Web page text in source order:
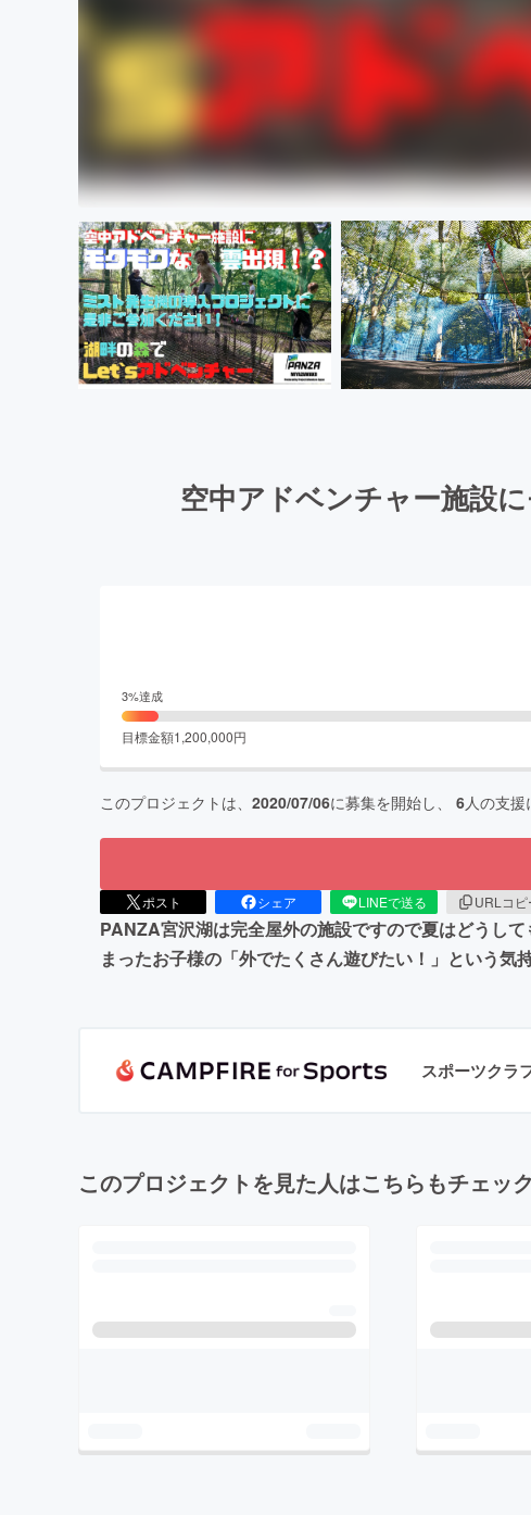
空中アドベンチャー施設
3%達成
目標金額1,200,000円
このプロジェクトは、 2020/07/06に募集を開始し、 6人の支援
ポスト シェア LINEで送る URLコピ
PANZA宮沢湖は完全屋外の施設ですので夏はどうし
まったお子様の「外でたくさん遊びたい！」という気
スポーツクラ
このプロジェクトを見た人はこちらもチェッ